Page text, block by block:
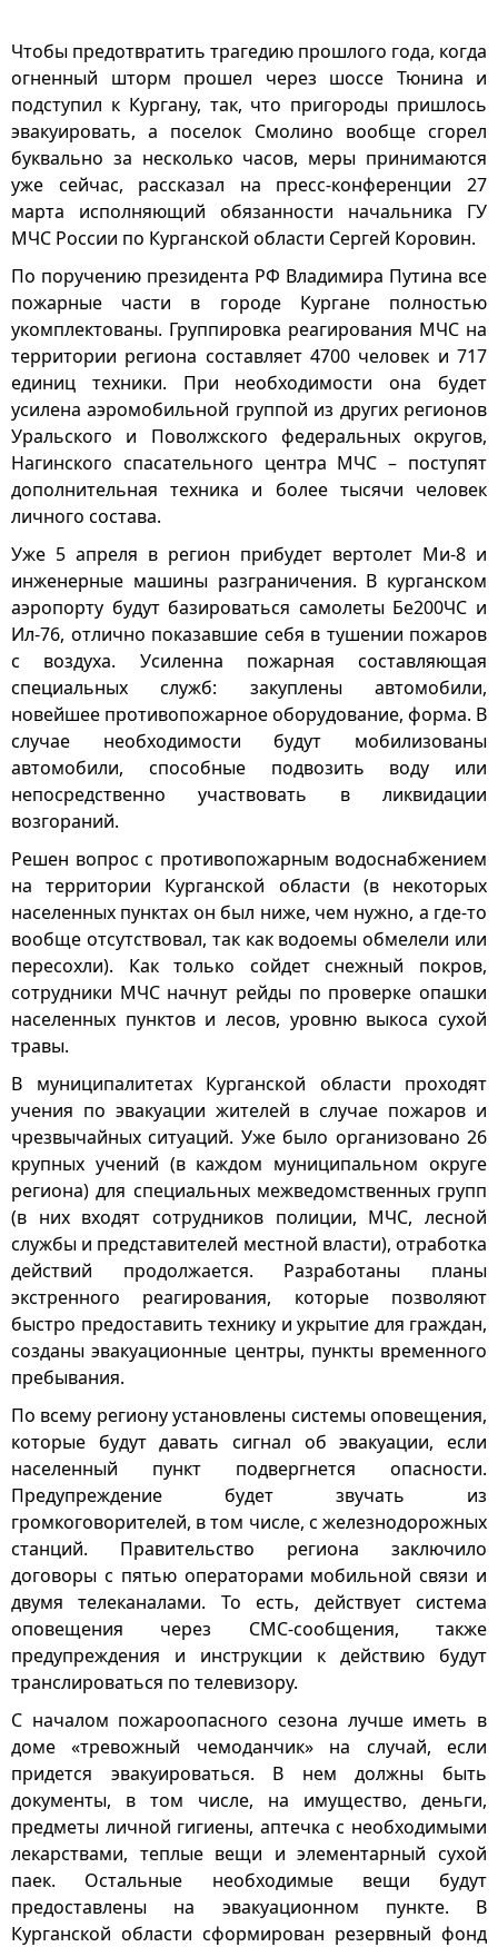
Чтобы предотвратить трагедию прошлого года, когда
огненный шторм прошел через шоссе Тюнина и
подступил к Кургану, так, что пригороды пришлось
эвакуировать, а поселок Смолино вообще сгорел
буквально за несколько часов, меры принимаются
уже сейчас, рассказал на пресс-конференции 27
марта исполняющий обязанности начальника ГУ
МЧС России по Курганской области Сергей Коровин.
По поручению президента РФ Владимира Путина все
пожарные части в городе Кургане полностью
укомплектованы. Группировка реагирования МЧС на
территории региона составляет 4700 человек и 717
единиц техники. При необходимости она будет
усилена аэромобильной группой из других регионов
Уральского и Поволжского федеральных округов,
Нагинского спасательного центра МЧС – поступят
дополнительная техника и более тысячи человек
личного состава.
Уже 5 апреля в регион прибудет вертолет Ми-8 и
инженерные машины разграничения. В курганском
аэропорту будут базироваться самолеты Бе200ЧС и
Ил-76, отлично показавшие себя в тушении пожаров
с воздуха. Усиленна пожарная составляющая
специальных служб: закуплены автомобили,
новейшее противопожарное оборудование, форма. В
случае необходимости будут мобилизованы
автомобили, способные подвозить воду или
непосредственно участвовать в ликвидации
возгораний.
Решен вопрос с противопожарным водоснабжением
на территории Курганской области (в некоторых
населенных пунктах он был ниже, чем нужно, а где-то
вообще отсутствовал, так как водоемы обмелели или
пересохли). Как только сойдет снежный покров,
сотрудники МЧС начнут рейды по проверке опашки
населенных пунктов и лесов, уровню выкоса сухой
травы.
В муниципалитетах Курганской области проходят
учения по эвакуации жителей в случае пожаров и
чрезвычайных ситуаций. Уже было организовано 26
крупных учений (в каждом муниципальном округе
региона) для специальных межведомственных групп
(в них входят сотрудников полиции, МЧС, лесной
службы и представителей местной власти), отработка
действий продолжается. Разработаны планы
экстренного реагирования, которые позволяют
быстро предоставить технику и укрытие для граждан,
созданы эвакуационные центры, пункты временного
пребывания.
По всему региону установлены системы оповещения,
которые будут давать сигнал об эвакуации, если
населенный пункт подвергнется опасности.
Предупреждение будет звучать из
громкоговорителей, в том числе, с железнодорожных
станций. Правительство региона заключило
договоры с пятью операторами мобильной связи и
двумя телеканалами. То есть, действует система
оповещения через СМС-сообщения, также
предупреждения и инструкции к действию будут
транслироваться по телевизору.
С началом пожароопасного сезона лучше иметь в
доме «тревожный чемоданчик» на случай, если
придется эвакуироваться. В нем должны быть
документы, в том числе, на имущество, деньги,
предметы личной гигиены, аптечка с необходимыми
лекарствами, теплые вещи и элементарный сухой
паек. Остальные необходимые вещи будут
предоставлены на эвакуационном пункте. В
Курганской области сформирован резервный фонд